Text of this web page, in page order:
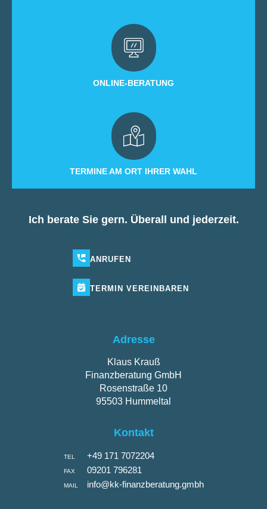
ONLINE-BERATUNG
TERMINE AM ORT IHRER WAHL
Ich berate Sie gern. Überall und jederzeit.
ANRUFEN
TERMIN VEREINBAREN
Adresse
Klaus Krauß
Finanzberatung GmbH
Rosenstraße 10
95503 Hummeltal
Kontakt
TEL +49 171 7072204
FAX 09201 796281
MAIL info@kk-finanzberatung.gmbh